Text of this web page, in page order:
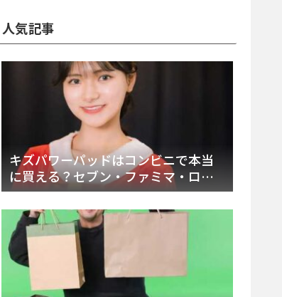
人気記事
キズパワーパッドはコンビニで本当
に買える？セブン・ファミマ・ロー
ソン徹底調査＆値段と種類別販売場
所まとめ